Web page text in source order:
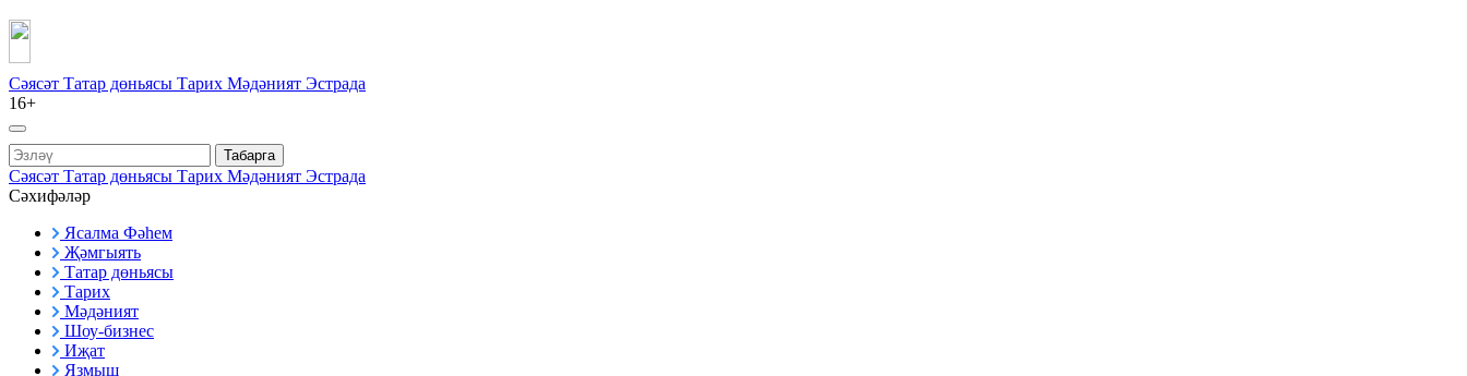
Сәясәт Татар дөньясы Тарих Мәдәният Эстрада
16+
Табарга
Сәясәт Татар дөньясы Тарих Мәдәният Эстрада
Сәхифәләр
Ясалма Фәһем
Җәмгыять
Татар дөньясы
Тарих
Мәдәният
Шоу-бизнес
Иҗат
Язмыш